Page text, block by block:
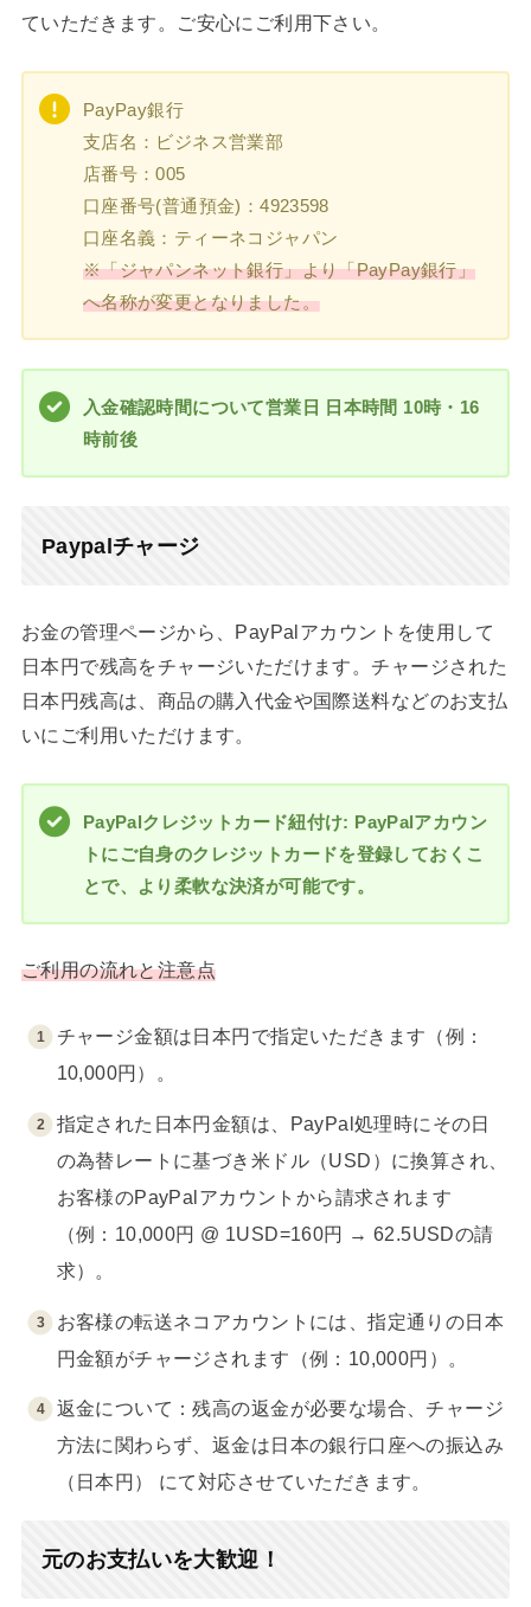
ていただきます。ご安心にご利用下さい。
PayPay銀行
支店名：ビジネス営業部
店番号：005
口座番号(普通預金)：4923598
口座名義：ティーネコジャパン
※「ジャパンネット銀行」より「PayPay銀行」
へ名称が変更となりました。
入金確認時間について営業日 日本時間 10時・16
時前後
Paypalチャージ
お金の管理ページから、PayPalアカウントを使用して
日本円で残高をチャージいただけます。チャージされた
日本円残高は、商品の購入代金や国際送料などのお支払
いにご利用いただけます。
PayPalクレジットカード紐付け: PayPalアカウン
トにご自身のクレジットカードを登録しておくこ
とで、より柔軟な決済が可能です。
ご利用の流れと注意点
チャージ金額は日本円で指定いただきます（例：
10,000円）。
指定された日本円金額は、PayPal処理時にその日
の為替レートに基づき米ドル（USD）に換算され、
お客様のPayPalアカウントから請求されます
（例：10,000円 @ 1USD=160円 → 62.5USDの請
求）。
お客様の転送ネコアカウントには、指定通りの日本
円金額がチャージされます（例：10,000円）。
返金について：残高の返金が必要な場合、チャージ
方法に関わらず、返金は日本の銀行口座への振込み
（日本円） にて対応させていただきます。
元のお支払いを大歓迎！